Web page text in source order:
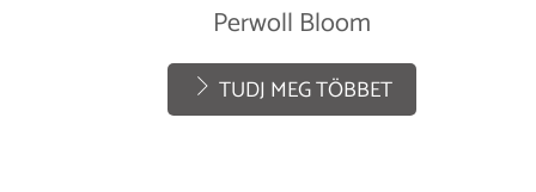
Perwoll Bloom
TUDJ MEG TÖBBET